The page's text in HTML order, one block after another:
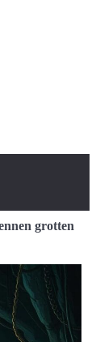
grotten